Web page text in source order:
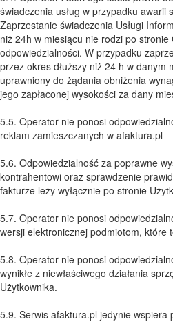
świadczenia usług w przypadku awarii
Zaprzestanie świadczenia Usługi
niż 24h w miesiącu nie rodzi po
odpowiedzialności. W przypadku
przez okres dłuższy niż 24 h w danym
uprawniony do żądania obniżenia
jego zapłaconej wysokości za dany
5.5. Operator nie ponosi
reklam zamieszczanych w afaktura.pl
5.6. Odpowiedzialność za poprawne
kontrahentowi oraz sprawdzenie
fakturze leży wyłącznie po stronie
5.7. Operator nie ponosi
wersji elektronicznej podmiotom, które
5.8. Operator nie ponosi
wynikłe z niewłaściwego działania
Użytkownika.
5.9. Serwis afaktura.pl jedynie wspiera